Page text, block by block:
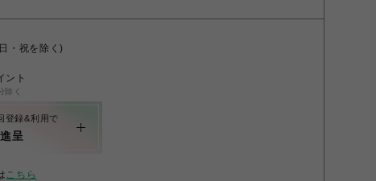
・祝を除く)
ント
除く
登録&利用で
呈
こちら